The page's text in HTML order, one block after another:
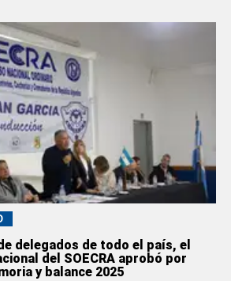
delegados de todo el país, el
del SOECRA aprobó por
y balance 2025